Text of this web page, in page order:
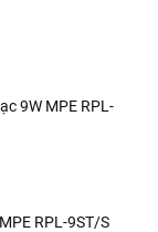
9W MPE RPL-
RPL-9ST/S